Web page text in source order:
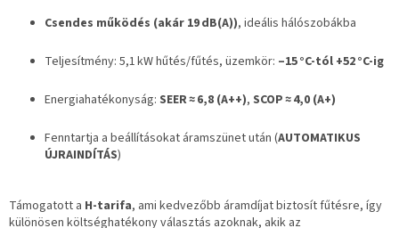
Csendes működés (akár 19 dB(A)), ideális hálószobákba
Teljesítmény: 5,1 kW hűtés/fűtés, üzemkör: –15 °C-tól +52 °C-ig
Energiahatékonyság: SEER ≈ 6,8 (A++), SCOP ≈ 4,0 (A+)
Fenntartja a beállításokat áramszünet után (AUTOMATIKUS
ÚJRAINDÍTÁS)
Támogatott a H-tarifa, ami kedvezőbb áramdíjat biztosít fűtésre, így
különösen költséghatékony választás azoknak, akik az